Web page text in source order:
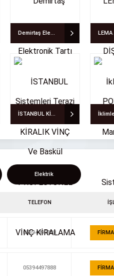
Demirtaş Elektronik Tartı Sistemleri Terazi Ve Baskül
İSTANBUL KİRALIK VİNÇ PROFESYONEL VİNÇ KİRALAMA HİZMETLERİ
Elektrik
TELEFON
05394497888
05394497888